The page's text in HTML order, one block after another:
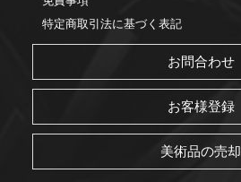
特定商取引法に基づく表記
お問合わせ
お客様登録
美術品の売却